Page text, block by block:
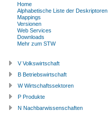
Home
Alphabetische Liste der Deskriptoren
Mappings
Versionen
Web Services
Downloads
Mehr zum STW
V Volkswirtschaft
B Betriebswirtschaft
W Wirtschaftssektoren
P Produkte
N Nachbarwissenschaften